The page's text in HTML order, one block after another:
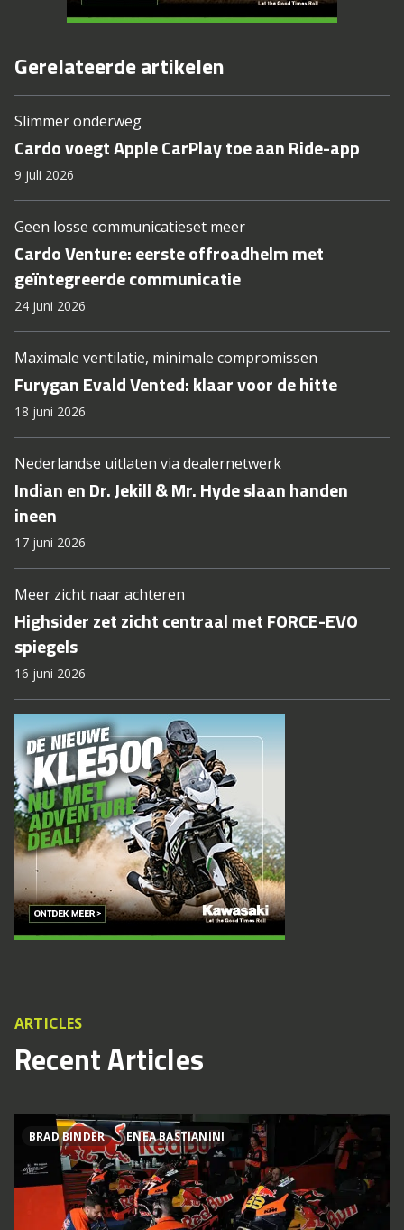
Gerelateerde artikelen
Slimmer onderweg
Cardo voegt Apple CarPlay toe aan Ride-app
9 juli 2026
Geen losse communicatieset meer
Cardo Venture: eerste offroadhelm met
geïntegreerde communicatie
24 juni 2026
Maximale ventilatie, minimale compromissen
Furygan Evald Vented: klaar voor de hitte
18 juni 2026
Nederlandse uitlaten via dealernetwerk
Indian en Dr. Jekill & Mr. Hyde slaan handen
ineen
17 juni 2026
Meer zicht naar achteren
Highsider zet zicht centraal met FORCE-EVO
spiegels
16 juni 2026
ARTICLES
Recent Articles
BRAD BINDER ENEA BASTIANINI